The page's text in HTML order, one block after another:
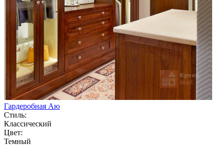
Гардеробная Аю
Стиль:
Классический
Цвет:
Темный